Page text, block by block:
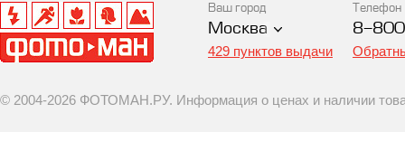
Ваш город
Москва
429 пунктов выдачи
Телефон
8-
© 2004-2026 ФОТОМАН.РУ. Информация о ценах и наличии